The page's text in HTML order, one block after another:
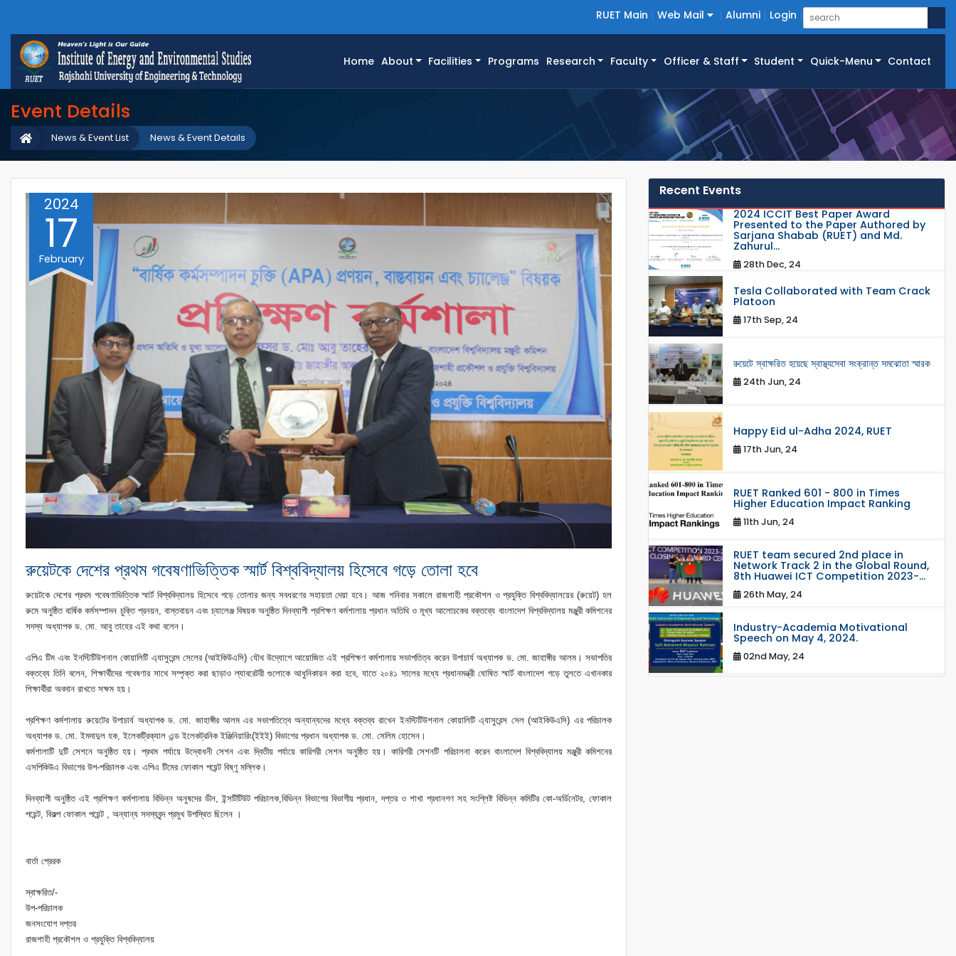
RUET Main Web Mail Alumni Login
Home(current)
About Facilities Programs Research Faculty Officer & Staff Student Quick-Menu Contact
Event Details
News & Event Details
News & Event List
2024
17
February
রুয়েটকে দেশের প্রথম গবেষণাভিত্তিক স্মার্ট বিশ্ববিদ্যালয় হিসেবে গড়ে তোলা হবে
রুয়েটকে দেশের প্রথম গবেষণাভিত্তিক স্মার্ট বিশ্ববিদ্যালয় হিসেবে গড়ে তোলার জন্য সবধরণের সহায়তা দেয়া হবে। আজ শনিবার সকালে রাজশাহী প্রকৌশল ও প্রযুক্তি বিশ্ববিদ্যালয়ের (রুয়েট) হল
রুমে অনুষ্ঠিত বার্ষিক কর্মসম্পাদন চুক্তি প্রনয়ন, বাস্তবায়ন এবং চ্যালেঞ্জ বিষয়ক অনুষ্ঠিত দিনব্যাপী প্রশিক্ষণ কর্মশালায় প্রধান অতিথি ও মূখ্য আলোচকের বক্তব্যে বাংলাদেশ বিশ্ববিদ্যালয় মঞ্জুরী কমিশনের
সদস্য অধ্যাপক ড. মো. আবু তাহের এই কথা বলেন।
এপিএ টিম এবং ইনস্টিটিউশনাল কোয়ালিটি এ্যাসুরেন্স সেলের (আইকিউএসি) যৌথ উদ্যোগে আয়োজিত এই প্রশিক্ষণ কর্মশালায় সভাপতিত্ব করেন উপাচার্য অধ্যাপক ড. মো. জাহাঙ্গীর আলম। সভাপতির
বক্তব্যে তিনি বলেন, শিক্ষার্থীদের গবেষণার সাথে সম্পৃক্ত করা ছাড়াও ল্যাবরেটরী গুলোকে আধুনিকায়ন করা হবে, যাতে ২০৪১ সালের মধ্যে প্রধানমন্ত্রী ঘোষিত স্মার্ট বাংলাদেশ গড়ে তুলতে এখানকার
শিক্ষার্থীরা অবদান রাখতে সক্ষম হয়।
প্রশিক্ষণ কর্মশালায় রুয়েটের উপাচার্য অধ্যাপক ড. মো. জাহাঙ্গীর আলম এর সভাপতিত্বে অন্যান্যদের মধ্যে বক্তব্য রাখেন ইনস্টিটিউশনাল কোয়ালিটি এ্যাসুরেন্স সেল (আইকিউএসি) এর পরিচালক
অধ্যাপক ড. মো. ইমদাদুল হক, ইলেকট্রিক্যাল এন্ড ইলেকট্রনিক ইঞ্জিনিয়ারিং(ইইই) বিভাগের প্রধান অধ্যাপক ড. মো. সেলিম হোসেন।
কর্মশালাটি দুটি সেশনে অনুষ্ঠিত হয়। প্রথম পর্যায়ে উদ্বোধনী সেশন এবং দ্বিতীয় পর্যায়ে কারিগরী সেশন অনুষ্ঠিত হয়। কারিগরী সেশনটি পরিচালনা করেন বাংলাদেশ বিশ্ববিদ্যালয় মঞ্জুরী কমিশনের
এসপিকিউএ বিভাগের উপ-পরিচালক এবং এপিএ টিমের ফোকাল পয়েন্ট বিষ্ণু মল্লিক।
দিনব্যাপী অনুষ্ঠিত এই প্রশিক্ষণ কর্মশালায় বিভিন্ন অনুষদের ডীন, ইন্সটিটিউট পরিচালক,বিভিন্ন বিভাগের বিভাগীয় প্রধান, দপ্তর ও শাখা প্রধানগণ সহ সংশ্লিষ্ট বিভিন্ন কমিটির কো-অর্ডিনেটর, ফোকাল
পয়েন্ট, বিকল্প ফোকাল পয়েন্ট , অন্যান্য সদস্যবৃন্দ প্রমুখ উপস্থিত ছিলেন ।
বার্তা প্রেরক
স্বাক্ষরিত/-
উপ-পরিচালক
জনসংযোগ দপ্তর
রাজশাহী প্রকৌশল ও প্রযুক্তি বিশ্ববিদ্যালয়
Recent Events
2024 ICCIT Best Paper Award
Presented to the Paper Authored by
Sarjana Shabab (RUET) and Md.
Zahurul...
28th Dec, 24
Tesla Collaborated with Team Crack
Platoon
17th Sep, 24
রুয়েটে স্বাক্ষরিত হয়েছে স্বাস্থ্যসেবা সংক্রান্ত সমঝোতা স্মারক
24th Jun, 24
Happy Eid ul-Adha 2024, RUET
17th Jun, 24
RUET Ranked 601 - 800 in Times
Higher Education Impact Ranking
11th Jun, 24
RUET team secured 2nd place in
Network Track 2 in the Global Round,
8th Huawei ICT Competition 2023-...
26th May, 24
Industry-Academia Motivational
Speech on May 4, 2024.
02nd May, 24